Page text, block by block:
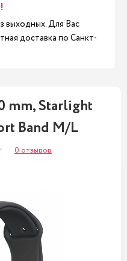
выходных. Для Вас
доставка по Санкт-
mm, Starlight
Band M/L
0 отзывов